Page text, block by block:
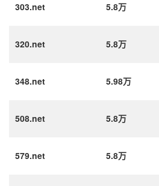
303.net 5.8万
320.net 5.8万
348.net 5.98万
508.net 5.8万
579.net 5.8万